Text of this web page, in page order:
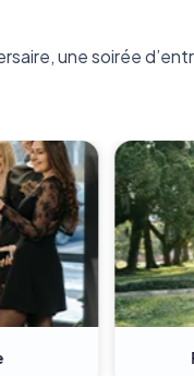
une soirée